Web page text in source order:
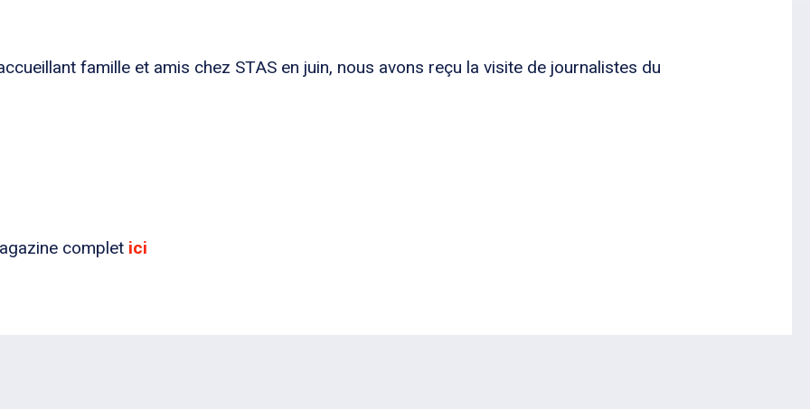
famille et amis chez STAS en juin, nous avons reçu la visite de journalistes du
complet ici